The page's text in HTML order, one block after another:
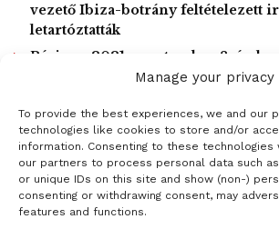
Manage your privacy
To provide the best experiences, we and our
technologies like cookies to store and/or
information. Consenting to these technologies
our partners to process personal data such
or unique IDs on this site and show (non-)
consenting or withdrawing consent, may
features and functions.
— El Periodiquito
(@Elperiodiquito)
May 5,
Goudreau hétfőn szintén Denman és
azonosította a venezuelai hatóságok
amerikaiakat. Mint mondta, együtt
Afganisztánban és részt vettek a
Goudreau szerint a két amerikai a
vezető Ibiza-botrány feltételezett
letartóztatták
Párizs – 2021. szeptember 8-án
2022 március végéig tart
LOAD MORE